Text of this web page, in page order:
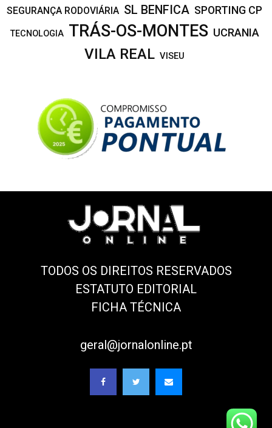
SEGURANÇA RODOVIÁRIA SL BENFICA SPORTING CP
TECNOLOGIA TRÁS-OS-MONTES UCRANIA
VILA REAL VISEU
TODOS OS DIREITOS RESERVADOS
ESTATUTO EDITORIAL
FICHA TÉCNICA
geral@jornalonline.pt